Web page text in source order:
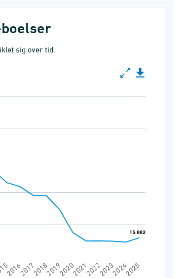
sig over tid.
15.882
15.882
2016201720182019202020212022202320242025